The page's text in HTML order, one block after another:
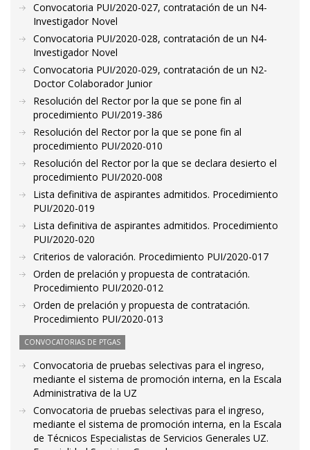
Convocatoria PUI/2020-027, contratación de un N4-
Investigador Novel
Convocatoria PUI/2020-028, contratación de un N4-
Investigador Novel
Convocatoria PUI/2020-029, contratación de un N2-
Doctor Colaborador Junior
Resolución del Rector por la que se pone fin al
procedimiento PUI/2019-386
Resolución del Rector por la que se pone fin al
procedimiento PUI/2020-010
Resolución del Rector por la que se declara desierto el
procedimiento PUI/2020-008
Lista definitiva de aspirantes admitidos. Procedimiento
PUI/2020-019
Lista definitiva de aspirantes admitidos. Procedimiento
PUI/2020-020
Criterios de valoración. Procedimiento PUI/2020-017
Orden de prelación y propuesta de contratación.
Procedimiento PUI/2020-012
Orden de prelación y propuesta de contratación.
Procedimiento PUI/2020-013
CONVOCATORIAS DE PTGAS
Convocatoria de pruebas selectivas para el ingreso,
mediante el sistema de promoción interna, en la Escala
Administrativa de la UZ
Convocatoria de pruebas selectivas para el ingreso,
mediante el sistema de promoción interna, en la Escala
de Técnicos Especialistas de Servicios Generales UZ.